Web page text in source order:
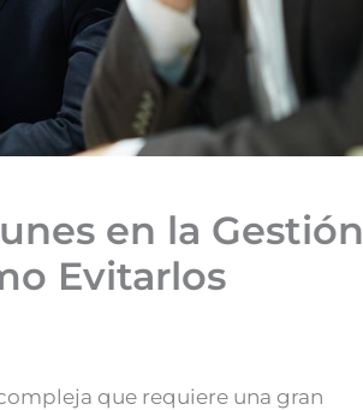
en la Gestión
Evitarlos
que requiere una gran